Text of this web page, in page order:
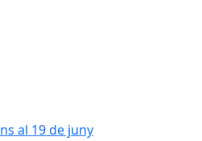
al 19 de juny fes la teva